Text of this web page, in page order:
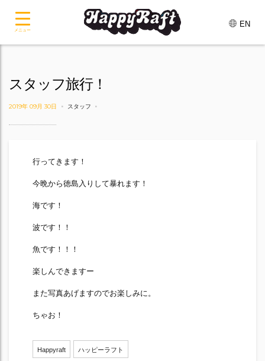
EN
スタッフ旅行！
2019年 09月 30日 スタッフ
行ってきます！
今晩から徳島入りして暴れます！
海です！
波です！！
魚です！！！
楽しんできますー
また写真あげますのでお楽しみに。
ちゃお！
Happyraft ハッピーラフト
メニュー